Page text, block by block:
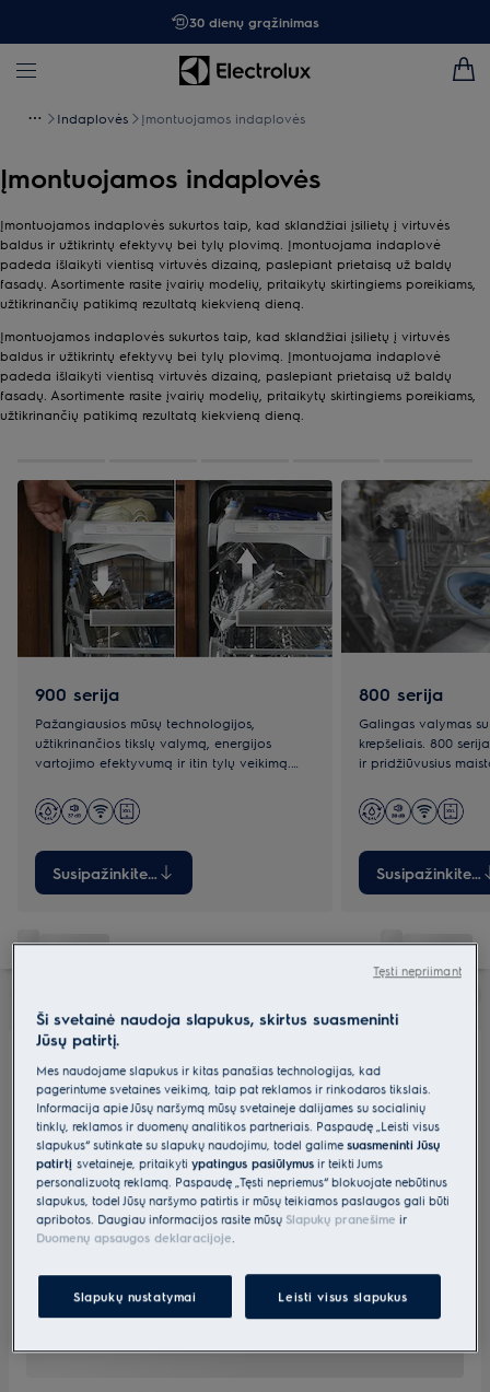
30 dienų grąžinimas
Indaplovės Įmontuojamos indaplovės
Įmontuojamos indaplovės
Įmontuojamos indaplovės sukurtos taip, kad sklandžiai įsilietų į virtuvės
baldus ir užtikrintų efektyvų bei tylų plovimą. Įmontuojama indaplovė
padeda išlaikyti vientisą virtuvės dizainą, paslepiant prietaisą už baldų
fasadų. Asortimente rasite įvairių modelių, pritaikytų skirtingiems poreikiams,
užtikrinančių patikimą rezultatą kiekvieną dieną.
Įmontuojamos indaplovės sukurtos taip, kad sklandžiai įsilietų į virtuvės
baldus ir užtikrintų efektyvų bei tylų plovimą. Įmontuojama indaplovė
padeda išlaikyti vientisą virtuvės dizainą, paslepiant prietaisą už baldų
fasadų. Asortimente rasite įvairių modelių, pritaikytų skirtingiems poreikiams,
užtikrinančių patikimą rezultatą kiekvieną dieną.
900 serija
Pažangiausios mūsų technologijos,
užtikrinančios tikslų valymą, energijos
vartojimo efektyvumą ir itin tylų veikimą.
Standartiniai ir „MaxiSpace“ dydžiai.
Susipažinkite su
800 serija
Galingas valymas
krepšeliais. 800
ir pridžiūvusius
dydžiai.
Susipažinkite
Ši svetainė naudoja slapukus, skirtus suasmeninti
Jūsų patirtį.
Mes naudojame slapukus ir kitas panašias technologijas, kad
pagerintume svetainės veikimą, taip pat reklamos ir rinkodaros tikslais.
Informacija apie Jūsų naršymą mūsų svetainėje dalijamės su socialinių
tinklų, reklamos ir duomenų analitikos partneriais. Paspaudę „Leisti visus
slapukus“ sutinkate su slapukų naudojimu, todėl galimesuasmeninti Jūsų
patirtįsvetainėje, pritaikytiypatingus pasiūlymus ir teikti Jums
personalizuotą reklamą. Paspaudę „Tęsti nepriėmus“ blokuojate nebūtinus
slapukus, todėl Jūsų naršymo patirtis ir mūsų teikiamos paslaugos gali būti
apribotos. Daugiau informacijos rasite mūsų Slapukų pranešime ir
Duomenų apsaugos deklaracijoje.
Slapukų nustatymai Leisti visus slapukus
Tęsti nepriimant